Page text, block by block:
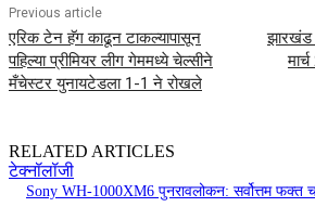
Previous article
एरिक टेन हॅग काढून टाकल्यापासून
पहिल्या प्रीमियर लीग गेममध्ये चेल्सीने
मँचेस्टर युनायटेडला 1-1 ने रोखले
झारखंड
RELATED ARTICLES
टेक्नॉलॉजी
Sony WH-1000XM6 पुनरावलोकन: सर्वोत्तम फक्त